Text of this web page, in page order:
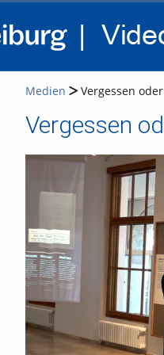
Medien Vergessen
Vergessen